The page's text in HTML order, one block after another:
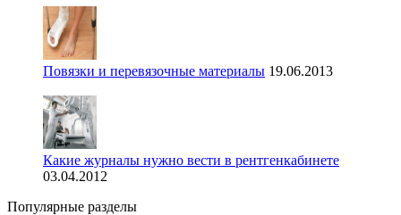
Повязки и перевязочные материалы 19.06.2013
Какие журналы нужно вести в рентгенкабинете
03.04.2012
Популярные разделы